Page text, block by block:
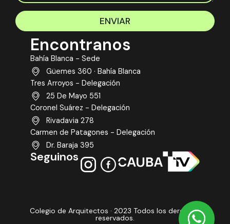
ENVIAR
Encontranos
Bahía Blanca - Sede
Güemes 360 · Bahía Blanca
Tres Arroyos - Delegación
25 De Mayo 551
Coronel Suárez - Delegación
Rivadavia 278
Carmen de Patagones - Delegación
Dr. Baraja 395
Seguinos
Colegio de Arquitectos · 2023 Todos los derechos
reservados.